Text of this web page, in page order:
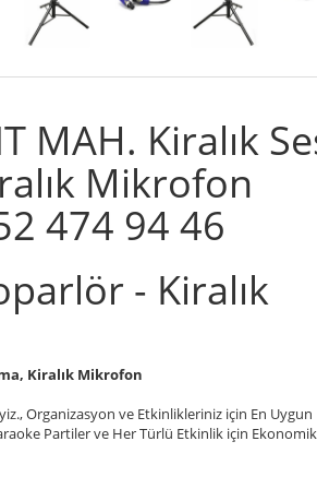
MAH. Kiralık
Mikrofon
474 94 46
- Kiralık
Kiralık Mikrofon
Organizasyon ve Etkinlikleriniz için En Uygun
Partiler ve Her Türlü Etkinlik için